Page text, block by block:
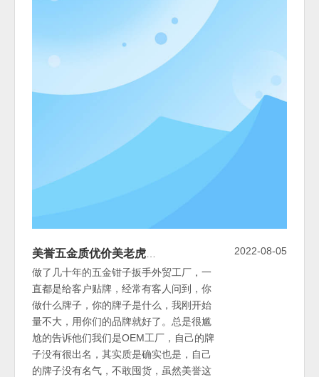
做了几十年的五金钳子扳手外贸工厂，一
直都是给客户贴牌，经常有客人问到，你
做什么牌子，你的牌子是什么，我刚开始
量不大，用你们的品牌就好了。总是很尴
尬的告诉他们我们是OEM工厂，自己的牌
子没有很出名，其实质是确实也是，自己
的牌子没有名气，不敢囤货，虽然美誉这
2022-08-05